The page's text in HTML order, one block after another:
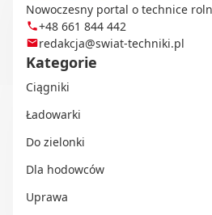
Nowoczesny portal o technice
+48 661 844 442
redakcja@swiat-techniki.pl
Kategorie
Ciągniki
Ładowarki
Do zielonki
Dla hodowców
Uprawa